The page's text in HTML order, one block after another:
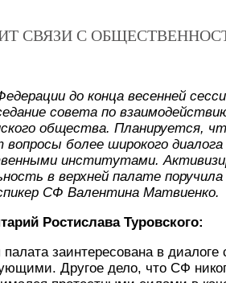
СВЯЗИ С
до конца весенней
совета по
общества. Планируется,
вопросы более широкого диалога
институтами.
в верхней палате
СФ Валентина Матвиенко.
Ростислава Туровского:
палата заинтересована в диалоге
Другое дело, что СФ